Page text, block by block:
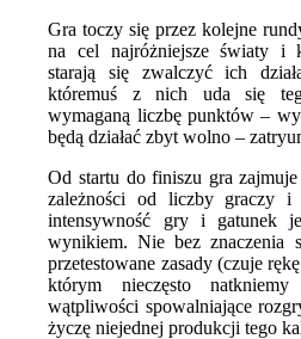
Gra toczy się przez kolejne
na cel najróżniejsze światy i
starają się zwalczyć ich
któremuś z nich uda się
wymaganą liczbę punktów –
będą działać zbyt wolno –
Od startu do finiszu gra
zależności od liczby graczy
intensywność gry i gatunek
wynikiem. Nie bez znaczenia
przetestowane zasady (czuje
którym nieczęsto
wątpliwości spowalniające
życzę niejednej produkcji tego